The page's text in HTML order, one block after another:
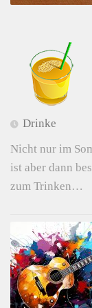
Drinke
Nicht nur im
ist aber dann
zum Trinken…